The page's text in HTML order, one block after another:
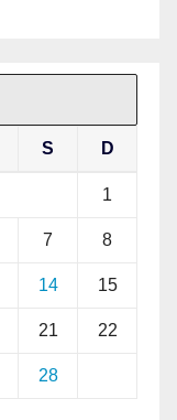
S D
1
7 8
14 15
21 22
28